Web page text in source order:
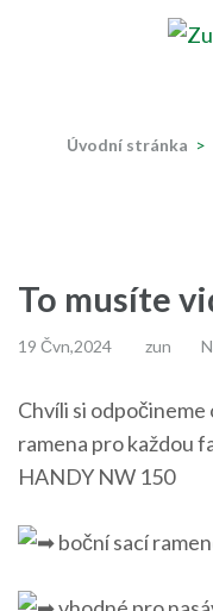
Úvodní stránka >
To musíte
19 Čvn,2024 zun
Chvíli si odpočineme
ramena pro každou
HANDY NW 150
boční sací